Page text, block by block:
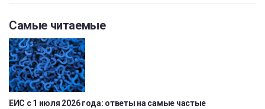
Самые читаемые
ЕИС с 1 июля 2026 года: ответы на самые частые